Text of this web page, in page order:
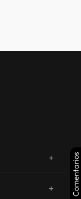
+
+
Comentarios